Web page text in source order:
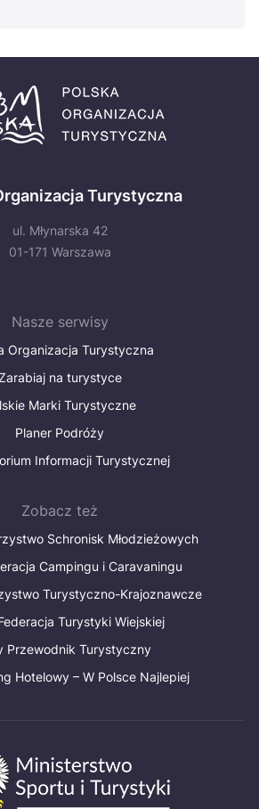
Turystyczna
ul. Młynarska 42
01-171 Warszawa
Nasze serwisy
Organizacja Turystyczna
na turystyce
Marki Turystyczne
Planer Podróży
Informacji Turystycznej
Zobacz też
Schronisk Młodzieżowych
Campingu i Caravaningu
Turystyczno-Krajoznawcze
Turystyki Wiejskiej
Przewodnik Turystyczny
Hotelowy – W Polsce Najlepiej